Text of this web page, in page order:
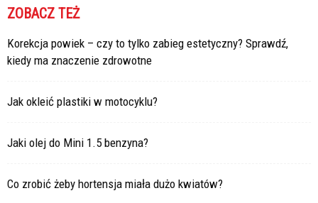
ZOBACZ TEŻ
Korekcja powiek – czy to tylko zabieg estetyczny? Sprawdź,
kiedy ma znaczenie zdrowotne
Jak okleić plastiki w motocyklu?
Jaki olej do Mini 1.5 benzyna?
Co zrobić żeby hortensja miała dużo kwiatów?